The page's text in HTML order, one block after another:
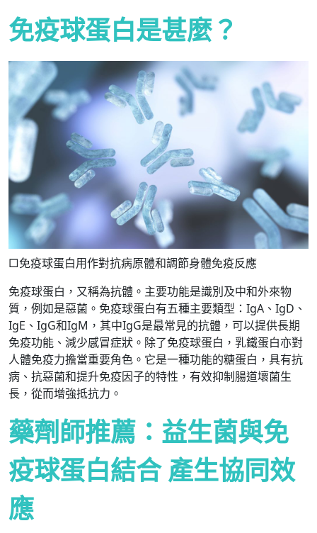
免疫球蛋白是甚麼？
□免疫球蛋白用作對抗病原體和調節身體免疫反應
免疫球蛋白，又稱為抗體。主要功能是識別及中和外來物
質，例如是惡菌。免疫球蛋白有五種主要類型：IgA、IgD、
IgE、IgG和IgM，其中IgG是最常見的抗體，可以提供長期
免疫功能、減少感冒症狀。除了免疫球蛋白，乳鐵蛋白亦對
人體免疫力擔當重要角色。它是一種功能的糖蛋白，具有抗
病、抗惡菌和提升免疫因子的特性，有效抑制腸道壞菌生
長，從而增強抵抗力。
藥劑師推薦：益生菌與免
疫球蛋白結合 產生協同效
應